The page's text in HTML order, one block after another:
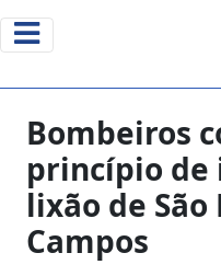
Bombeiros
princípio de
lixão de
Campos